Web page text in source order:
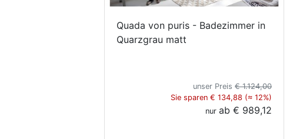
Quada von puris - Badezimmer in
Quarzgrau matt
unser Preis € 1.124,00
Sie sparen € 134,88 (≈ 12%)
nur ab € 989,12